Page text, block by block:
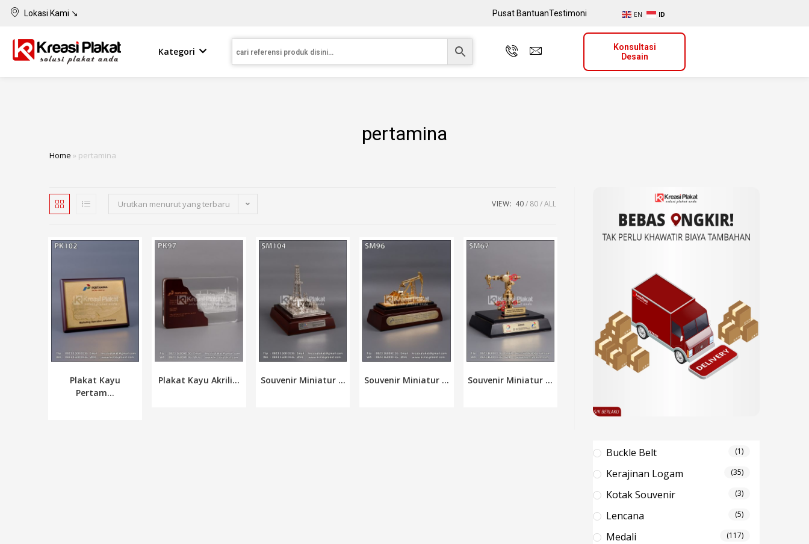
Lokasi Kami ↘ Pusat BantuanTestimoni EN ID
Kategori
Konsultasi
Desain
pertamina
Home » pertamina
Urutkan menurut yang terbaru VIEW: 40 80 ALL
Plakat Kayu
Pertam...
Plakat Kayu Akrili... Souvenir Miniatur ... Souvenir Miniatur ... Souvenir Miniatur ...
Buckle Belt (1)
Kerajinan Logam (35)
Kotak Souvenir (3)
Lencana (5)
Medali (117)